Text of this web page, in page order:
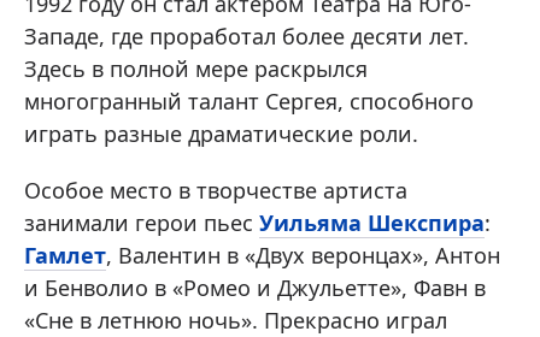
Западе, где проработал более десяти лет.
Здесь в полной мере раскрылся
многогранный талант Сергея, способного
играть разные драматические роли.
Особое место в творчестве артиста
занимали герои пьес Уильяма Шекспира:
Гамлет, Валентин в «Двух веронцах», Антон
и Бенволио в «Ромео и Джульетте», Фавн в
«Сне в летнюю ночь». Прекрасно играл